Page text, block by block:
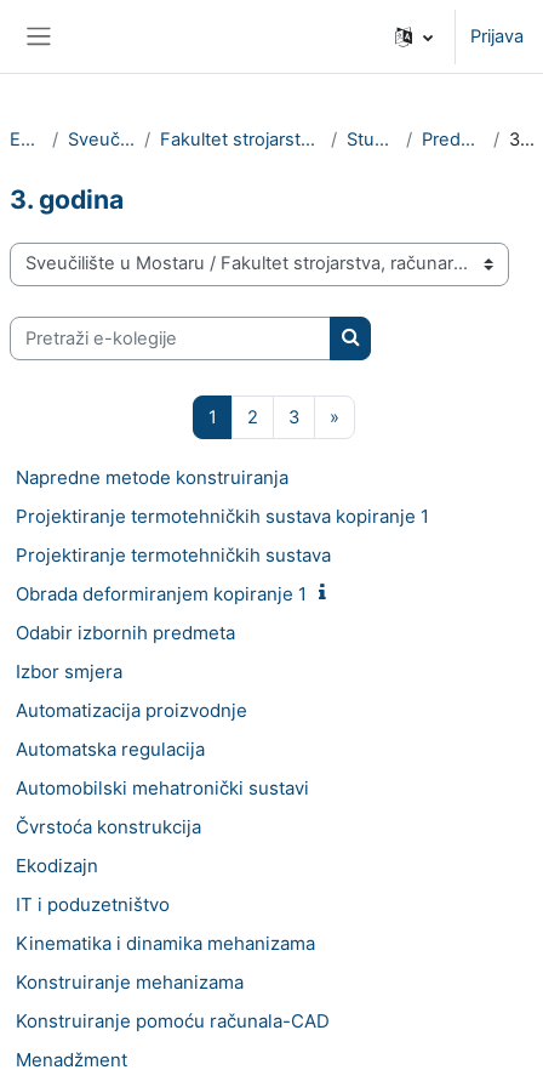
Prijava
E-kolegiji Sveučilište u Mostaru Fakultet strojarstva, računarstva i elektrotehnike Studij strojarstva Preddiplomski studij 3. godina
3. godina
Popis e-kolegija
Pretraži e-kolegije
Pretraži e-kolegije
1 Stranica 1
2Stranica 2
3Stranica 3
»Sljedeća stranica
Napredne metode konstruiranja
Projektiranje termotehničkih sustava kopiranje 1
Projektiranje termotehničkih sustava
Obrada deformiranjem kopiranje 1
Odabir izbornih predmeta
Izbor smjera
Automatizacija proizvodnje
Automatska regulacija
Automobilski mehatronički sustavi
Čvrstoća konstrukcija
Ekodizajn
IT i poduzetništvo
Kinematika i dinamika mehanizama
Konstruiranje mehanizama
Konstruiranje pomoću računala-CAD
Menadžment